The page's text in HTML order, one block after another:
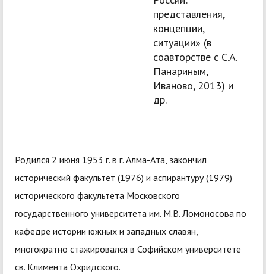
представления,
концепции,
ситуации» (в
соавторстве с С.А.
Панариным,
Иваново, 2013) и
др.
Родился 2 июня 1953 г. в г. Алма-Ата, закончил
исторический факультет (1976) и аспирантуру (1979)
исторического факультета Московского
государственного университета им. М.В. Ломоносова по
кафедре истории южных и западных славян,
многократно стажировался в Софийском университете
св. Климента Охридского.